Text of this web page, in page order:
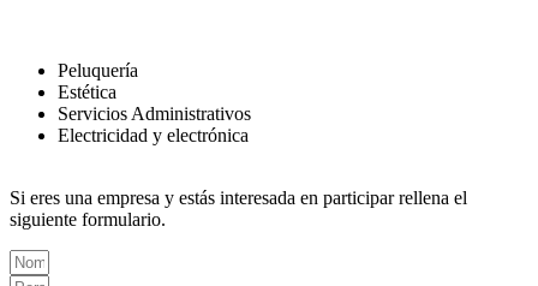
Peluquería
Estética
Servicios Administrativos
Electricidad y electrónica
Si eres una empresa y estás interesada en participar rellena el
siguiente formulario.